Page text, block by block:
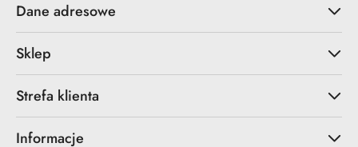
Dane adresowe
Sklep
Strefa klienta
Informacje